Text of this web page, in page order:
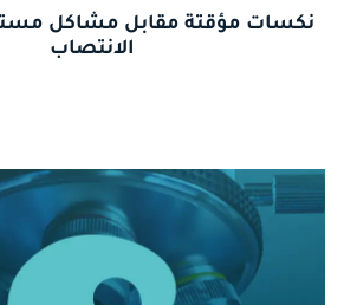
نكسات مؤقتة مقابل مشاكل
الانتصاب